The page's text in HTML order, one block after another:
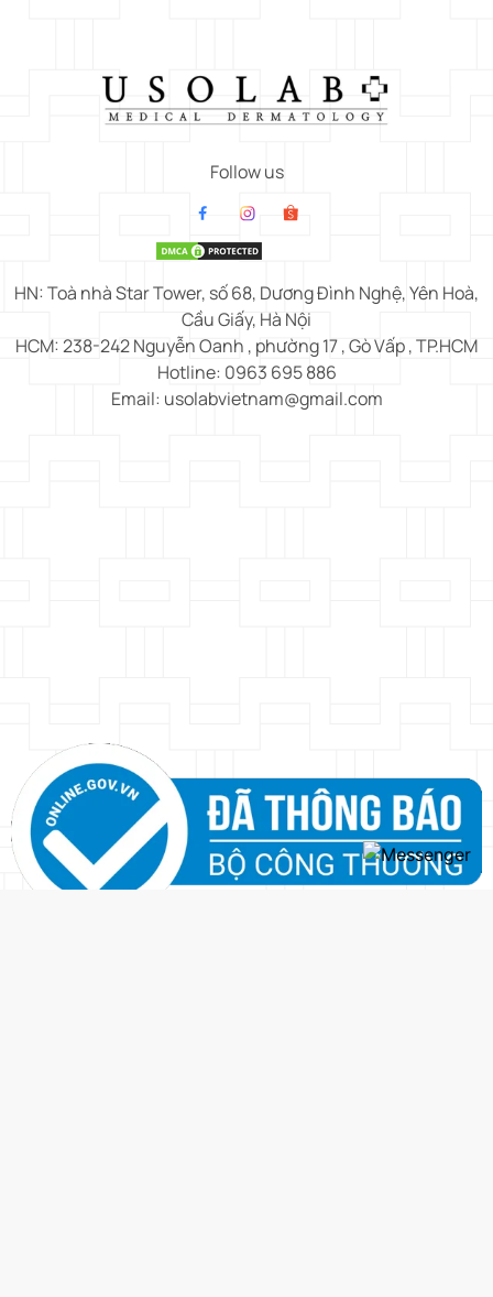
Follow us
HN: Toà nhà Star Tower, số 68, Dương Đình Nghệ, Yên Hoà,
Cầu Giấy, Hà Nội
HCM: 238-242 Nguyễn Oanh , phường 17 , Gò Vấp , TP.HCM
Hotline: 0963 695 886
Email: usolabvietnam@gmail.com